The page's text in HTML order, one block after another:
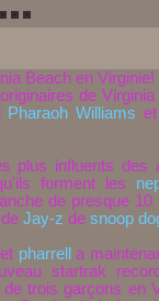
Beach en Virginie!
de
Pharaoh Williams
plus influents des
forment les
de presque
Jay-z de snoop
pharrell
a
startrak
trois garçons en